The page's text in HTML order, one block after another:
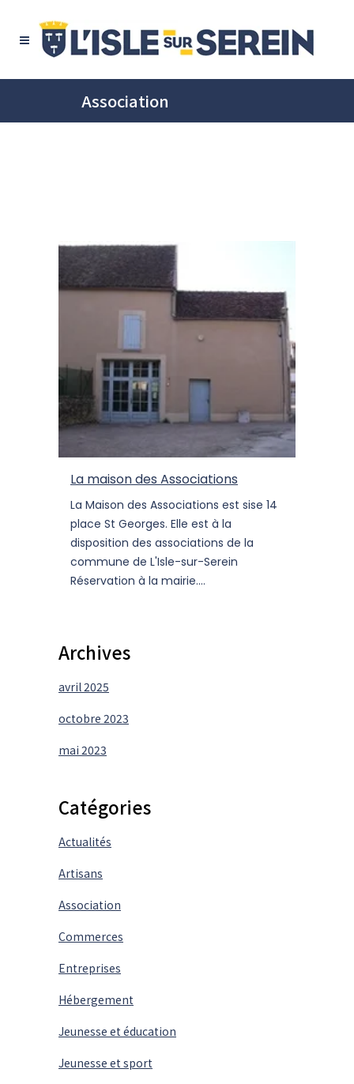
Association
La maison des Associations
La Maison des Associations est sise 14
place St Georges. Elle est à la
disposition des associations de la
commune de L'Isle-sur-Serein
Réservation à la mairie....
Archives
avril 2025
octobre 2023
mai 2023
Catégories
Actualités
Artisans
Association
Commerces
Entreprises
Hébergement
Jeunesse et éducation
Jeunesse et sport